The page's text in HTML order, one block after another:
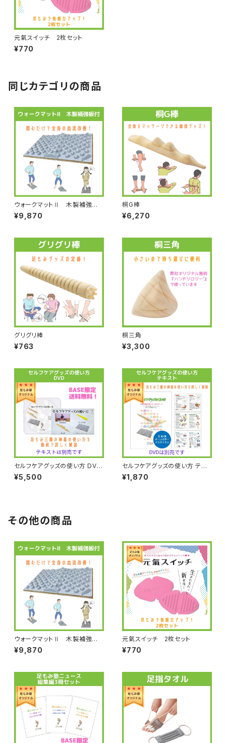
元氣スイッチ 2枚セット
¥770
同じカテゴリの商品
ウォークマットⅡ 木製補強板
付
¥9,870
桐G棒
¥6,270
グリグリ棒
¥763
桐三角
¥3,300
セルフケアグッズの使い方 DVD
【送料無料】
¥5,500
セルフケアグッズの使い方 テキ
ストブック
¥1,870
その他の商品
ウォークマットⅡ 木製補強板
付
¥9,870
元氣スイッチ 2枚セット
¥770